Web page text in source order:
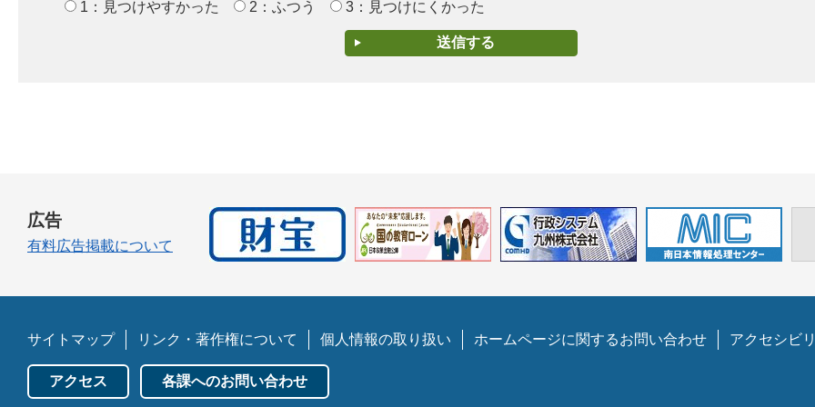
1：見つけやすかった 2：ふつう 3：見つけにくかった
広告
有料広告掲載について
サイトマップ リンク・著作権について 個人情報の取り扱い ホームページに関するお問い合わせ アクセシビ
アクセス 各課へのお問い合わせ